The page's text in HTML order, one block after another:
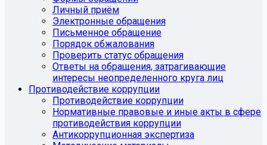
Личный приём
Электронные обращения
Письменное обращение
Порядок обжалования
Проверить статус обращения
Ответы на обращения, затрагивающие
интересы неопределенного круга лиц
Противодействие коррупции
Противодействие коррупции
Нормативные правовые и иные акты в сфере
противодействия коррупции
Антикоррупционная экспертиза